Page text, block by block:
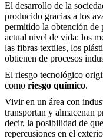
El desarrollo de la
producido gracias a los
permitido la obtención de
actual nivel de vida: los
las fibras textiles, los
obtienen de procesos
El riesgo tecnológico
como riesgo químico.
Vivir en un área con
transportan y almacenan
decir, la posibilidad de
repercusiones en el